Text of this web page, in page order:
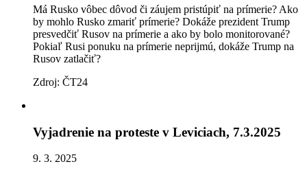
Má Rusko vôbec dôvod či záujem pristúpiť na prímerie? Ako
by mohlo Rusko zmariť prímerie? Dokáže prezident Trump
presvedčiť Rusov na prímerie a ako by bolo monitorované?
Pokiaľ Rusi ponuku na prímerie neprijmú, dokáže Trump na
Rusov zatlačiť?
Zdroj: ČT24
Vyjadrenie na proteste v Leviciach, 7.3.2025
9. 3. 2025